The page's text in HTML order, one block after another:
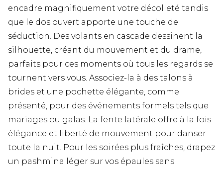
encadre magnifiquement votre décolleté tandis
que le dos ouvert apporte une touche de
séduction. Des volants en cascade dessinent la
silhouette, créant du mouvement et du drame,
parfaits pour ces moments où tous les regards se
tournent vers vous. Associez-la à des talons à
brides et une pochette élégante, comme
présenté, pour des événements formels tels que
mariages ou galas. La fente latérale offre à la fois
élégance et liberté de mouvement pour danser
toute la nuit. Pour les soirées plus fraîches, drapez
un pashmina léger sur vos épaules sans